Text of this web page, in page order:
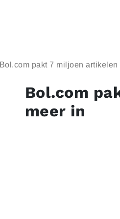
Bol.com pakt 7 miljoen artikelen
Bol.com
meer in